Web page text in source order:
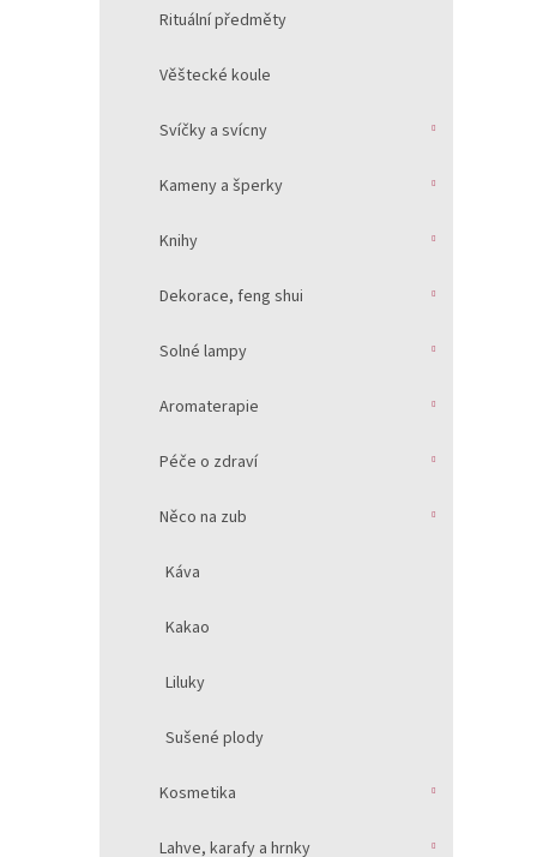
Rituální předměty
Věštecké koule
Svíčky a svícny
Kameny a šperky
Knihy
Dekorace, feng shui
Solné lampy
Aromaterapie
Péče o zdraví
Něco na zub
Káva
Kakao
Liluky
Sušené plody
Kosmetika
Lahve, karafy a hrnky